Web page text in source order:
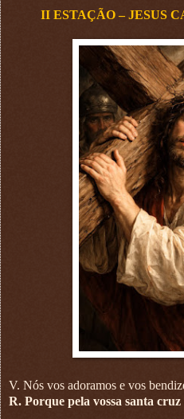
II ESTAÇÃO – JESUS
V. Nós vos adoramos e vos
R. Porque pela vossa santa